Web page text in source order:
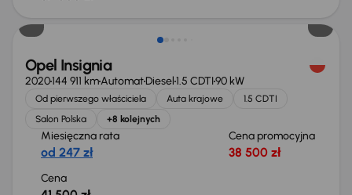
Opel Insignia
2020144 911 kmAutomatDiesel1.5 CDTI90 kW
Od pierwszego właściciela Auta krajowe
1.5 CDTI
Salon Polska
+8 kolejnych
Miesięczna rata
od 247 zł
Cena promocyjna
38 500 zł
Cena